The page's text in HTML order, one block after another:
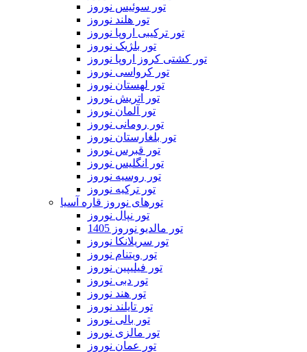
تور سوئیس نوروز
تور هلند نوروز
تور ترکیبی اروپا نوروز
تور بلژیک نوروز
تور کشتی کروز اروپا نوروز
تور کرواسی نوروز
تور لهستان نوروز
تور اتریش نوروز
تور آلمان نوروز
تور رومانی نوروز
تور بلغارستان نوروز
تور قبرس نوروز
تور انگلیس نوروز
تور روسیه نوروز
تور ترکیه نوروز
تورهای نوروز قاره آسیا
تور نپال نوروز
تور مالدیو نوروز 1405
تور سریلانکا نوروز
تور ویتنام نوروز
تور فیلیپین نوروز
تور دبی نوروز
تور هند نوروز
تور تایلند نوروز
تور بالی نوروز
تور مالزی نوروز
تور عمان نوروز